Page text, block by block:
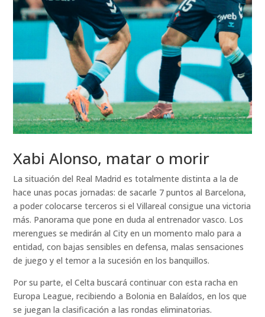
Xabi Alonso, matar o morir
La situación del Real Madrid es totalmente distinta a la de
hace unas pocas jornadas: de sacarle 7 puntos al Barcelona,
a poder colocarse terceros si el Villareal consigue una victoria
más. Panorama que pone en duda al entrenador vasco. Los
merengues se medirán al City en un momento malo para a
entidad, con bajas sensibles en defensa, malas sensaciones
de juego y el temor a la sucesión en los banquillos.
Por su parte, el Celta buscará continuar con esta racha en
Europa League, recibiendo a Bolonia en Balaídos, en los que
se juegan la clasificación a las rondas eliminatorias.